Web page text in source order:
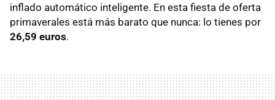
inflado automático inteligente. En esta fiesta de oferta
primaverales está más barato que nunca: lo tienes por
26,59 euros.